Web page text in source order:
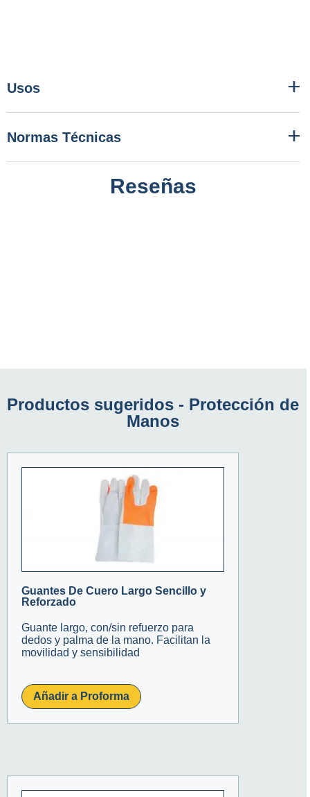
Usos
Normas Técnicas
Reseñas
Productos sugeridos - Protección de
Manos
Guantes De Cuero Largo Sencillo y
Reforzado
Guante largo, con/sin refuerzo para
dedos y palma de la mano. Facilitan la
movilidad y sensibilidad
Añadir a Proforma